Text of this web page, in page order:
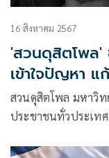
16 สิงหาคม 2567
'สวนดุสิตโพล'
เข้าใจปัญหา
สวนดุสิตโพล มหาวิท
ประชาชนทั่วประเท